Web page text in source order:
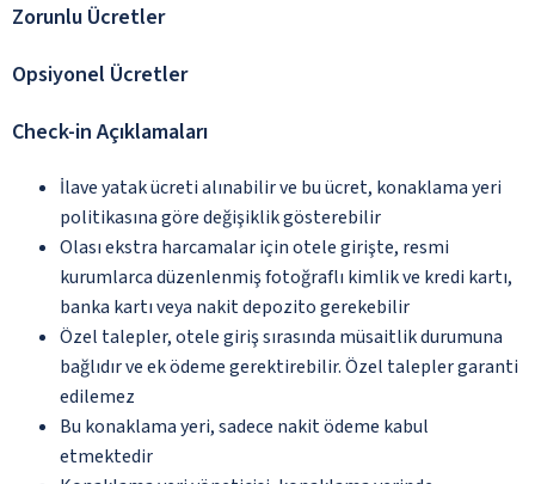
Zorunlu Ücretler
Opsiyonel Ücretler
Check-in Açıklamaları
İlave yatak ücreti alınabilir ve bu ücret, konaklama yeri
politikasına göre değişiklik gösterebilir
Olası ekstra harcamalar için otele girişte, resmi
kurumlarca düzenlenmiş fotoğraflı kimlik ve kredi kartı,
banka kartı veya nakit depozito gerekebilir
Özel talepler, otele giriş sırasında müsaitlik durumuna
bağlıdır ve ek ödeme gerektirebilir. Özel talepler garanti
edilemez
Bu konaklama yeri, sadece nakit ödeme kabul
etmektedir